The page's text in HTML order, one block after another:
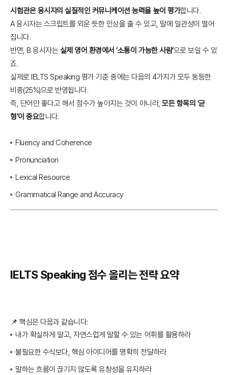
시험관은 응시자의 실질적인 커뮤니케이션 능력을 높이 평가합니다.
A 응시자는 스크립트를 외운 듯한 인상을 줄 수 있고, 말에 일관성이 떨어
집니다.
반면, B 응시자는 실제 영어 환경에서 ‘소통이 가능한 사람’으로 보일 수 있
죠.
실제로 IELTS Speaking 평가 기준 중에는 다음의 4가지가 모두 동등한
비중(25%)으로 반영됩니다.
즉, 단어만 좋다고 해서 점수가 높아지는 것이 아니라,모든 항목의 ‘균
형’이 중요합니다.
Fluency and Coherence
Pronunciation
Lexical Resource
Grammatical Range and Accuracy
IELTS Speaking 점수 올리는 전략 요약
📌 핵심은 다음과 같습니다:
내가 확실하게 알고, 자연스럽게 말할 수 있는 어휘를 활용하라
불필요한 수식보다, 핵심 아이디어를 명확히 전달하라
말하는 흐름이 끊기지 않도록 유창성을 유지하라